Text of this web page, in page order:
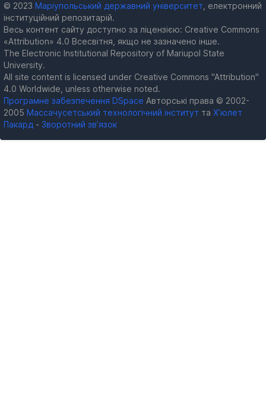
© 2023 Маріупольський державний університет , електронний
інституційний репозитарій.
Весь контент сайту доступно за ліцензією: Creative Commons
«Attribution» 4.0 Всесвітня, якщо не зазначено інше.
The Electronic Institutional Repository of Mariupol State
University.
All site content is licensed under Creative Commons "Attribution"
4.0 Worldwide, unless otherwise noted.
Програмне забезпечення DSpace Авторські права © 2002-
2005 Массачусетський технологічний інститут та Х’юлет
Пакард - Зворотний зв’язок